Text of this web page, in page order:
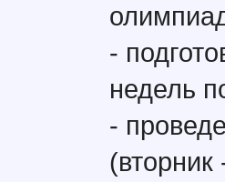
-
недель
-
(вторник